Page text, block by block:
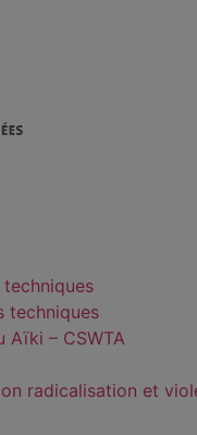
techniques
Aïki – CSWTA
radicalisation et